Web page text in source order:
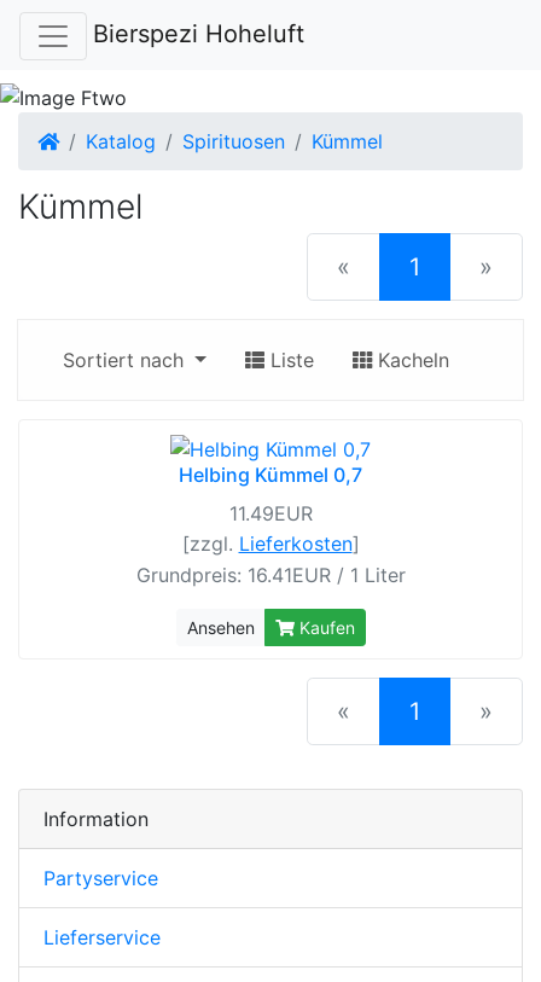
Bierspezi Hoheluft
Startseite
Katalog Spirituosen Kümmel
Kümmel
« 1 (current)
»
Sortiert nach Liste Kacheln
Helbing Kümmel 0,7
11.49EUR
[zzgl. Lieferkosten]
Grundpreis: 16.41EUR / 1 Liter
Ansehen Kaufen
« 1 (current)
»
Information
Partyservice
Lieferservice